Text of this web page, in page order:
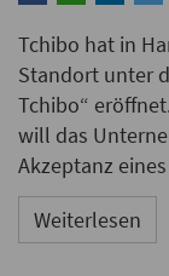
Tchibo hat in
Standort unter
Tchibo“
will das
Akzeptanz
Weiterlesen